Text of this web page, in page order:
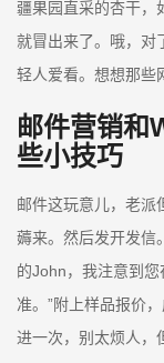
疆果园直采的杏干，
就冒出来了。哦，对
轻人爱看。想想那些
邮件营销和
些小技巧
邮件这玩意儿，老派
薅来。然后发开发信
的John，我注意到
准。”附上样品报价
进一次，别太烦人，